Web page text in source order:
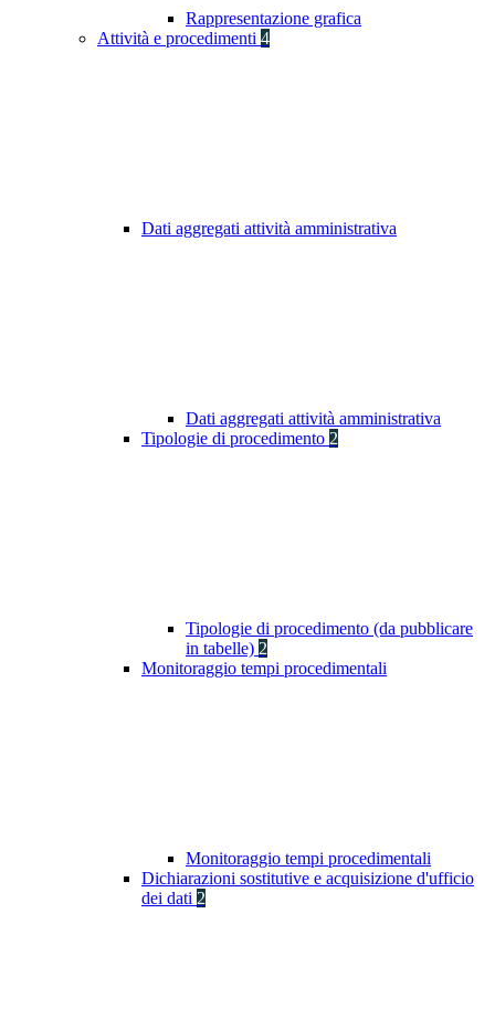
Rappresentazione grafica
Attività e procedimenti 4
Dati aggregati attività amministrativa
Dati aggregati attività amministrativa
Tipologie di procedimento 2
Tipologie di procedimento (da pubblicare
in tabelle) 2
Monitoraggio tempi procedimentali
Monitoraggio tempi procedimentali
Dichiarazioni sostitutive e acquisizione d'ufficio
dei dati 2